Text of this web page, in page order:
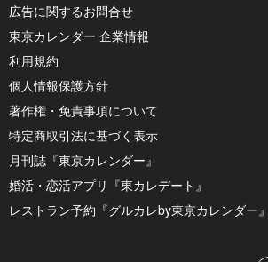
広告に関するお問合せ
東京カレンダー 企業情報
利用規約
個人情報保護方針
著作権・免責事項について
特定商取引法に基づく表示
月刊誌『東京カレンダー』
婚活・恋活アプリ『東カレデート』
レストラン予約『グルカレby東京カレンダー』